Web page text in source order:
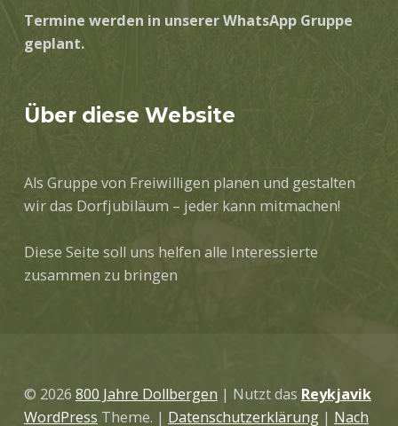
Termine werden in unserer WhatsApp Gruppe
geplant.
Über diese Website
Als Gruppe von Freiwilligen planen und gestalten
wir das Dorfjubiläum – jeder kann mitmachen!
Diese Seite soll uns helfen alle Interessierte
zusammen zu bringen
© 2026 800 Jahre Dollbergen | Nutzt das Reykjavik
WordPress Theme. | Datenschutzerklärung | Nach